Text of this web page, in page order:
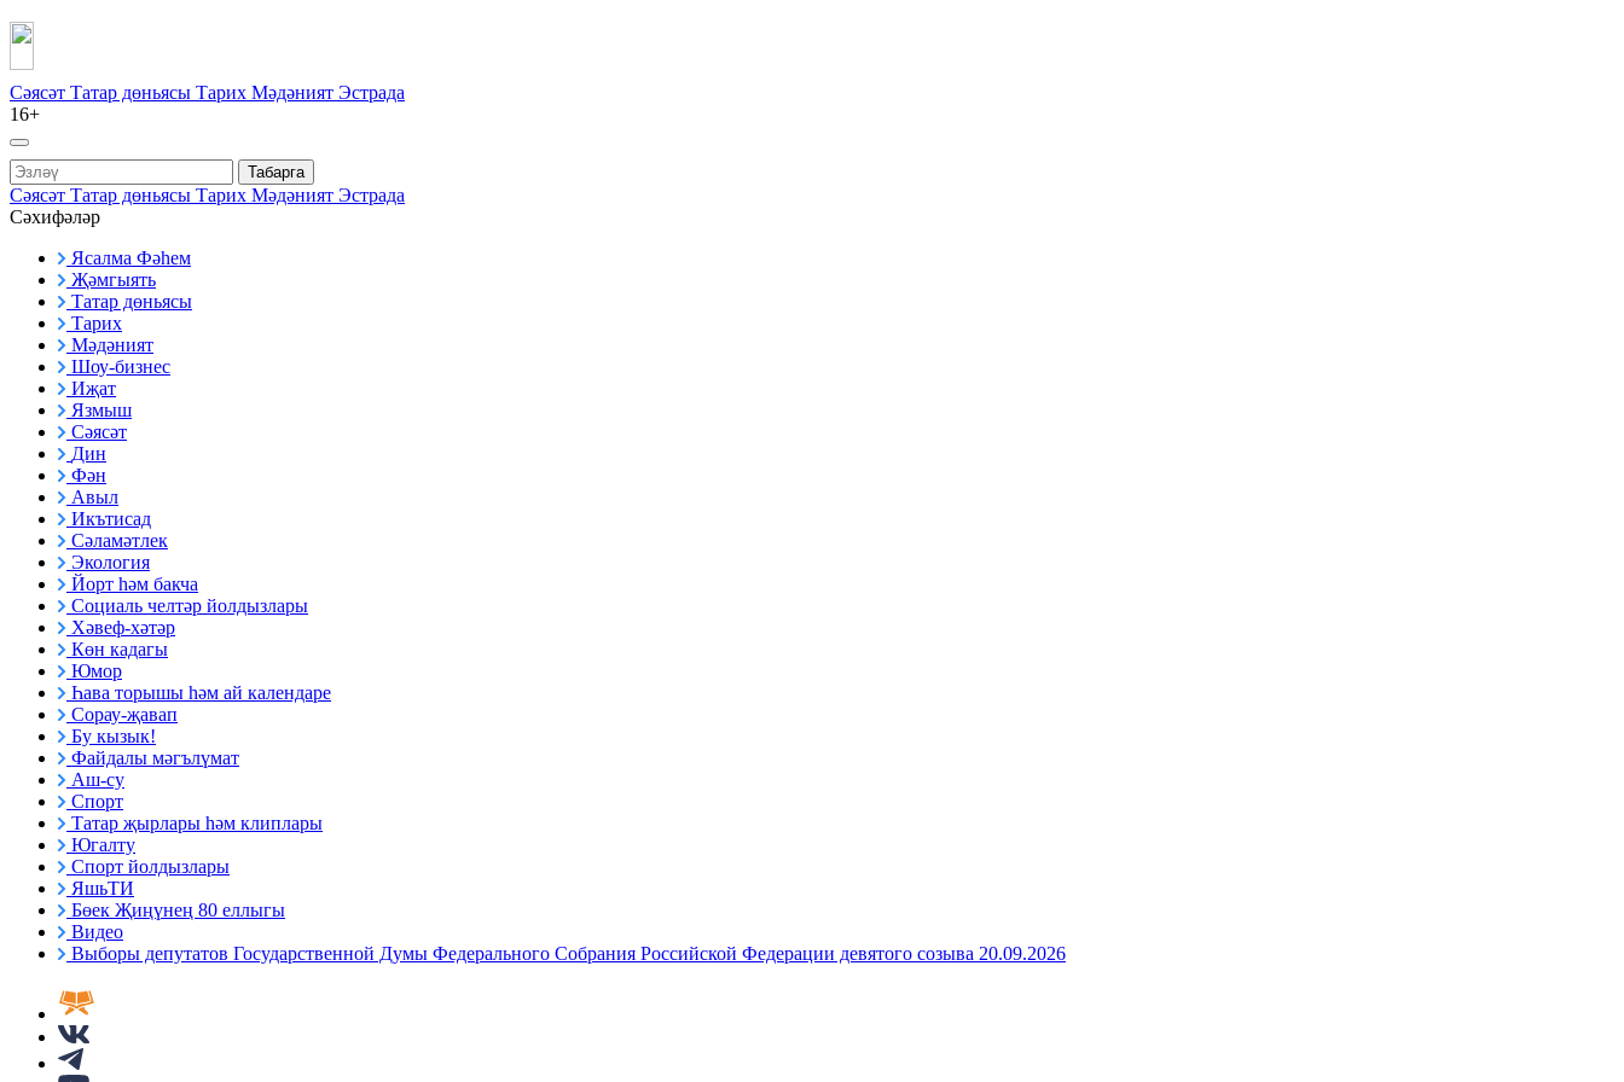
Сәясәт Татар дөньясы Тарих Мәдәният Эстрада
16+
Табарга
Сәясәт Татар дөньясы Тарих Мәдәният Эстрада
Сәхифәләр
Ясалма Фәһем
Җәмгыять
Татар дөньясы
Тарих
Мәдәният
Шоу-бизнес
Иҗат
Язмыш
Сәясәт
Дин
Фән
Авыл
Икътисад
Сәламәтлек
Экология
Йорт һәм бакча
Социаль челтәр йолдызлары
Хәвеф-хәтәр
Көн кадагы
Юмор
Һава торышы һәм ай календаре
Сорау-җавап
Бу кызык!
Файдалы мәгълүмат
Аш-су
Спорт
Татар җырлары һәм клиплары
Югалту
Спорт йолдызлары
ЯшьТИ
Бөек Җиңүнең 80 еллыгы
Видео
Выборы депутатов Государственной Думы Федерального Собрания Российской Федерации девятого созыва 20.09.2026